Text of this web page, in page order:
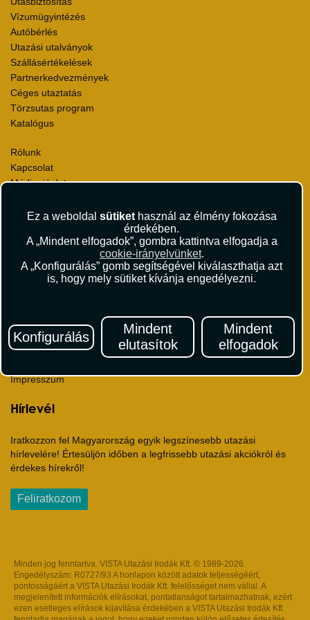
Ez a weboldal sütikethasznál az élmény fokozása
érdekében.
A „Mindent elfogadok”, gombra kattintva elfogadja a
cookie-irányelvünket.
A „Konfigurálás” gomb segítségével kiválaszthatja azt
is, hogy mely sütiket kívánja engedélyezni.
Konfigurálás
Mindent
elutasítok
Mindent
elfogadok
Vízumügyintézés
Autóbérlés
Utazási utalványok
Szállásértékelések
Partnerkedvezmények
Céges utaztatás
Törzsutas program
Katalógus
Rólunk
Kapcsolat
Médiaajánlat
Viszonteladás
Pályázatok
Elismerések és díjak
Környezettudatosság
Útlemondás-biztosítás Szerződési Feltételek
Utasbiztosítás Szerződési Feltételek
Repülőjegy Szerződési Feltételek
Impresszum
Hírlevél
Iratkozzon fel Magyarország egyik legszínesebb utazási
hírlevelére! Értesüljön időben a legfrissebb utazási akciókról és
érdekes hírekről!
Feliratkozom
Minden jog fenntartva. VISTA Utazási Irodák Kft. © 1989-2026.
Engedélyszám: R0727/93 A honlapon közölt adatok teljességéért,
pontosságáért a VISTA Utazási Irodák Kft. felelősséget nem vállal. A
megjelenített információk elírásokat, pontatlanságot tartalmazhatnak, ezért
ezen esetleges elírások kijavítása érdekében a VISTA Utazási Irodák Kft.